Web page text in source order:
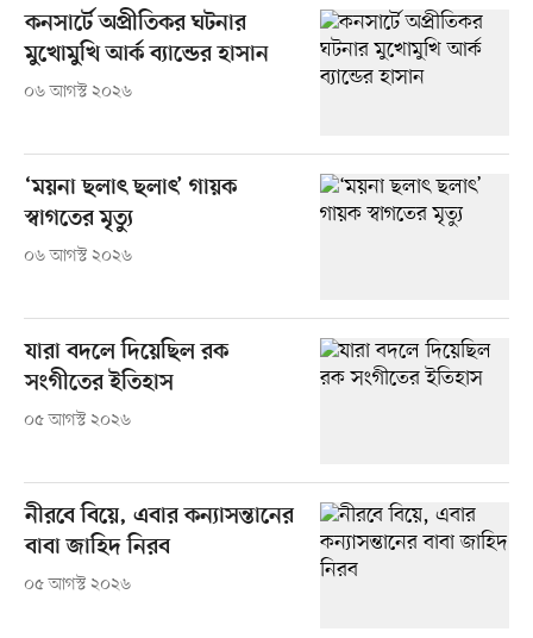
কনসার্টে অপ্রীতিকর ঘটনার
মুখোমুখি আর্ক ব্যান্ডের হাসান
০৬ আগস্ট ২০২৬
‘ময়না ছলাৎ ছলাৎ’ গায়ক
স্বাগতের মৃত্যু
০৬ আগস্ট ২০২৬
যারা বদলে দিয়েছিল রক
সংগীতের ইতিহাস
০৫ আগস্ট ২০২৬
নীরবে বিয়ে, এবার কন্যাসন্তানের
বাবা জাহিদ নিরব
০৫ আগস্ট ২০২৬